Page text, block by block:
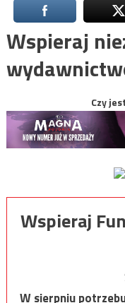
Wspieraj
Czy
Wspieraj
W sierpniu